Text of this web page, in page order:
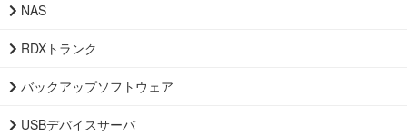
NAS
RDXトランク
バックアップソフトウェア
USBデバイスサーバ